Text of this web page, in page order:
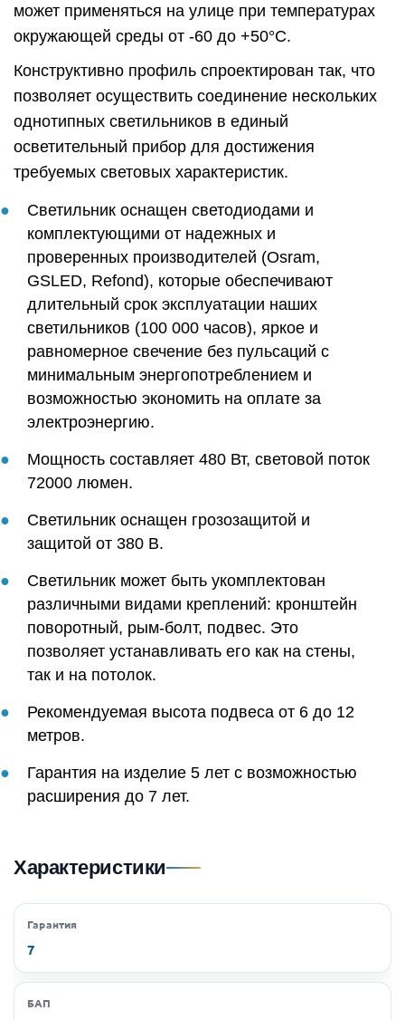
может применяться на улице при температурах
окружающей среды от -60 до +50°C.
Конструктивно профиль спроектирован так, что
позволяет осуществить соединение нескольких
однотипных светильников в единый
осветительный прибор для достижения
требуемых световых характеристик.
Светильник оснащен светодиодами и
комплектующими от надежных и
проверенных производителей (Osram,
GSLED, Refond), которые обеспечивают
длительный срок эксплуатации наших
светильников (100 000 часов), яркое и
равномерное свечение без пульсаций с
минимальным энергопотреблением и
возможностью экономить на оплате за
электроэнергию.
Мощность составляет 480 Вт, световой поток
72000 люмен.
Светильник оснащен грозозащитой и
защитой от 380 В.
Светильник может быть укомплектован
различными видами креплений: кронштейн
поворотный, рым-болт, подвес. Это
позволяет устанавливать его как на стены,
так и на потолок.
Рекомендуемая высота подвеса от 6 до 12
метров.
Гарантия на изделие 5 лет с возможностью
расширения до 7 лет.
Характеристики
Гарантия
7
БАП